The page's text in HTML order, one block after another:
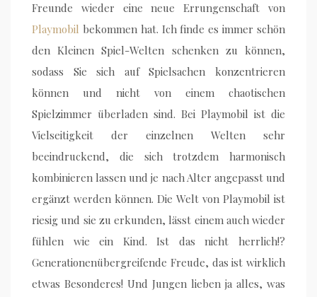
Freunde wieder eine neue Errungenschaft von
Playmobil bekommen hat. Ich finde es immer schön
den Kleinen Spiel-Welten schenken zu können,
sodass Sie sich auf Spielsachen konzentrieren
können und nicht von einem chaotischen
Spielzimmer überladen sind. Bei Playmobil ist die
Vielseitigkeit der einzelnen Welten sehr
beeindruckend, die sich trotzdem harmonisch
kombinieren lassen und je nach Alter angepasst und
ergänzt werden können. Die Welt von Playmobil ist
riesig und sie zu erkunden, lässt einem auch wieder
fühlen wie ein Kind. Ist das nicht herrlich!?
Generationenübergreifende Freude, das ist wirklich
etwas Besonderes! Und Jungen lieben ja alles, was